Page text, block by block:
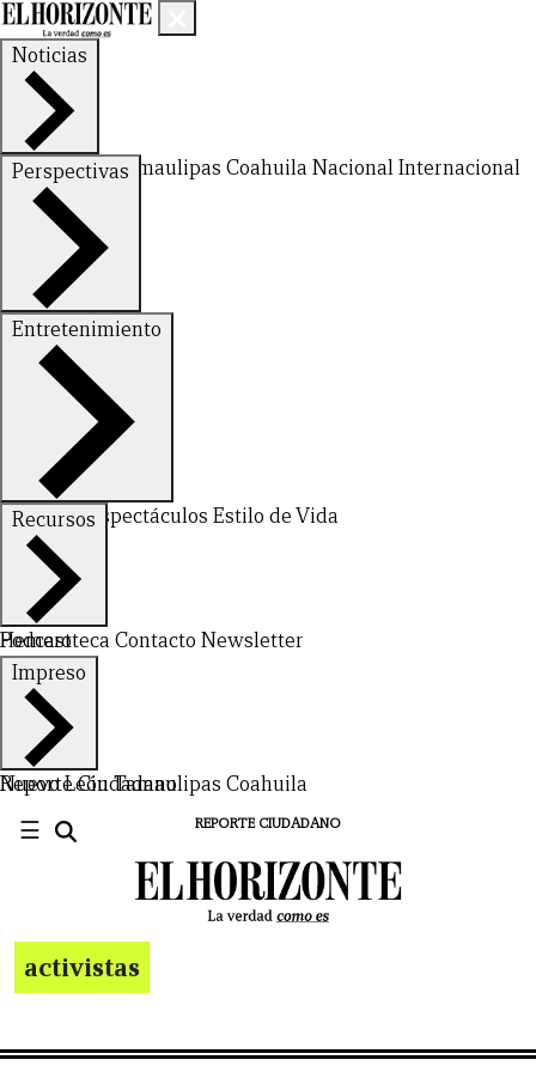
Noticias
Nuevo LeónTamaulipas Coahuila NacionalInternacional
Perspectivas
FinanzasOpinión
Entretenimiento
DeportesEspectáculos Estilo de Vida
Recursos
Hemeroteca Contacto Newsletter
Podcast
Impreso
Nuevo LeónTamaulipas Coahuila
Reporte Ciudadano
☰ REPORTE CIUDADANO
activistas